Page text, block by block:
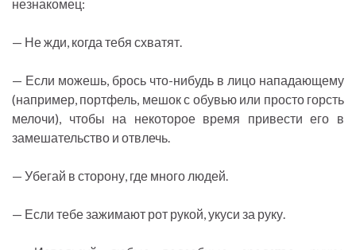
незнакомец:
— Не жди, когда тебя схватят.
— Если можешь, брось что-нибудь в лицо нападающему
(например, портфель, мешок с обувью или просто горсть
мелочи), чтобы на некоторое время привести его в
замешательство и отвлечь.
— Убегай в сторону, где много людей.
— Если тебе зажимают рот рукой, укуси за руку.